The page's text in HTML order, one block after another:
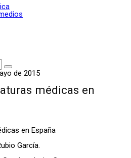
de 2015
médicas en
en España
García.